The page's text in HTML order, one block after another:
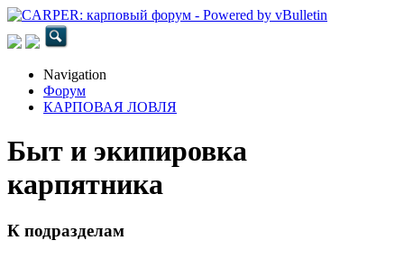
Navigation
Форум
КАРПОВАЯ ЛОВЛЯ
Быт и экипировка
карпятника
К подразделам